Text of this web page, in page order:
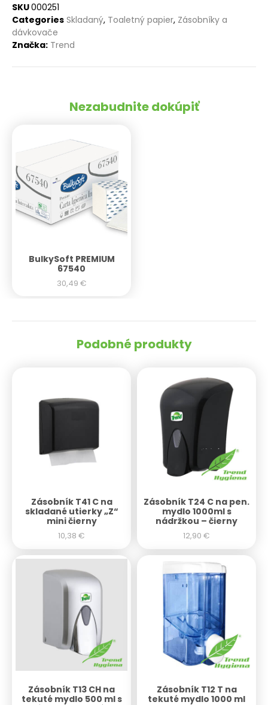
SKU000251
Categories Skladaný, Toaletný papier, Zásobníky a
dávkovače
Značka: Trend
Nezabudnite dokúpiť
BulkySoft PREMIUM
67540
30,49 €
Podobné produkty
Zásobník T41 C na
skladané utierky „Z“
mini čierny
10,38 €
Zásobník T24 C na pen.
mydlo 1000ml s
nádržkou – čierny
12,90 €
Zásobník T13 CH na
tekuté mydlo 500 ml s
Zásobník T12 T na
tekuté mydlo 1000 ml